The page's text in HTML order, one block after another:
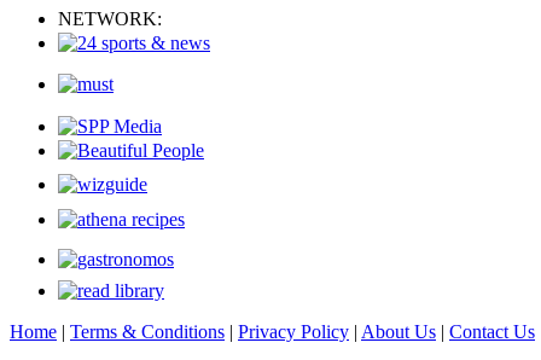
NETWORK:
Home | Terms & Conditions | Privacy Policy | About Us | Contact Us